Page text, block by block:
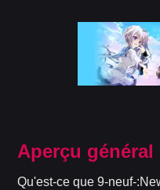
Aperçu général
Qu'est-ce que 9-neuf-